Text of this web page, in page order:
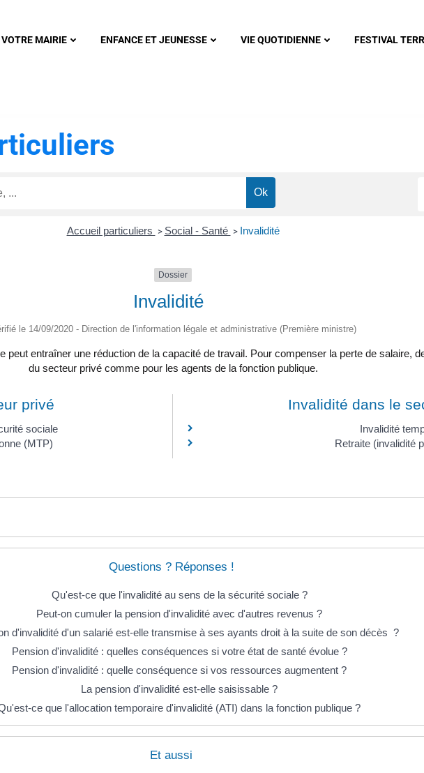
VOTRE MAIRIE ENFANCE ET JEUNESSE VIE QUOTIDIENNE FESTIVAL
Accueil particuliers > Social - Santé > Invalidité
Dossier
Invalidité
le 14/09/2020 - Direction de l'information légale et administrative (Première ministre)
peut entraîner une réduction de la capacité de travail. Pour compenser la perte de salaire,
du secteur privé comme pour les agents de la fonction publique.
privé
sociale
(MTP)
Invalidité dans le
Invalidité
Retraite (invalidité
Questions ? Réponses !
Qu'est-ce que l'invalidité au sens de la sécurité sociale ?
Peut-on cumuler la pension d'invalidité avec d'autres revenus ?
d'invalidité d'un salarié est-elle transmise à ses ayants droit à la suite de son décès ?
Pension d'invalidité : quelles conséquences si votre état de santé évolue ?
Pension d'invalidité : quelle conséquence si vos ressources augmentent ?
La pension d'invalidité est-elle saisissable ?
ce que l'allocation temporaire d'invalidité (ATI) dans la fonction publique ?
Et aussi